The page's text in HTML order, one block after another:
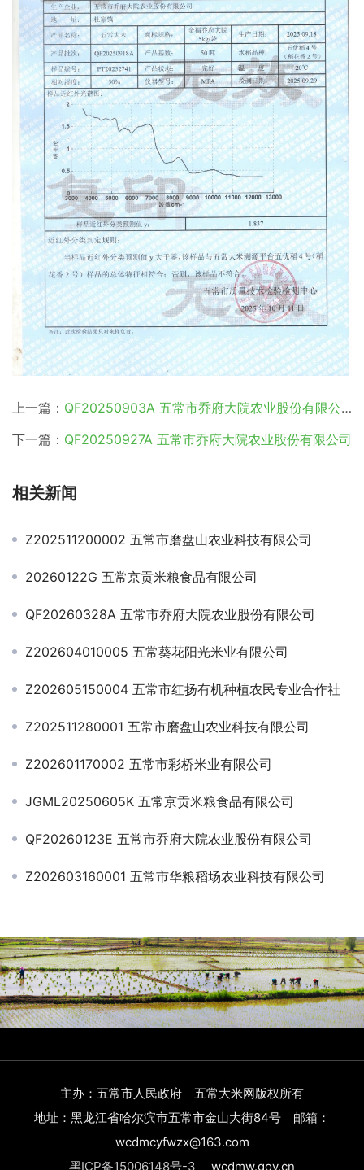
上一篇： QF20250903A 五常市乔府大院农业股份有限公司
下一篇： QF20250927A 五常市乔府大院农业股份有限公司
相关新闻
Z202511200002 五常市磨盘山农业科技有限公司
20260122G 五常京贡米粮食品有限公司
QF20260328A 五常市乔府大院农业股份有限公司
Z202604010005 五常葵花阳光米业有限公司
Z202605150004 五常市红扬有机种植农民专业合作社
Z202511280001 五常市磨盘山农业科技有限公司
Z202601170002 五常市彩桥米业有限公司
JGML20250605K 五常京贡米粮食品有限公司
QF20260123E 五常市乔府大院农业股份有限公司
Z202603160001 五常市华粮稻场农业科技有限公司
主办：五常市人民政府 五常大米网版权所有
地址：黑龙江省哈尔滨市五常市金山大街84号 邮箱：
wcdmcyfwzx@163.com
黑ICP备15006148号-3 wcdmw.gov.cn